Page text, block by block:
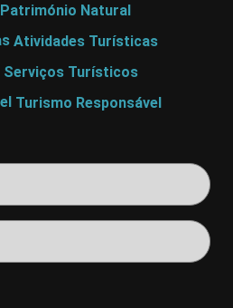
Património Natural
Atividades Turísticas
Serviços Turísticos
Turismo Responsável